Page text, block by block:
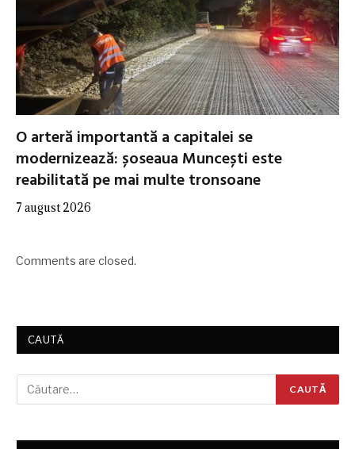
O arteră importantă a capitalei se
modernizează: șoseaua Muncești este
reabilitată pe mai multe tronsoane
7 august 2026
Comments are closed.
CAUTĂ